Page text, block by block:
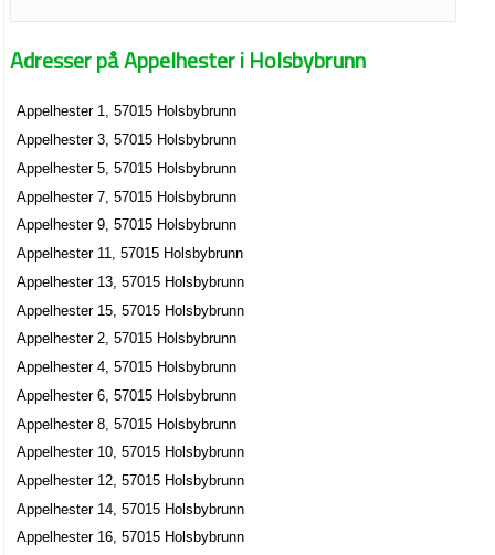
Adresser på Appelhester i Holsbybrunn
Appelhester 1, 57015 Holsbybrunn
Appelhester 3, 57015 Holsbybrunn
Appelhester 5, 57015 Holsbybrunn
Appelhester 7, 57015 Holsbybrunn
Appelhester 9, 57015 Holsbybrunn
Appelhester 11, 57015 Holsbybrunn
Appelhester 13, 57015 Holsbybrunn
Appelhester 15, 57015 Holsbybrunn
Appelhester 2, 57015 Holsbybrunn
Appelhester 4, 57015 Holsbybrunn
Appelhester 6, 57015 Holsbybrunn
Appelhester 8, 57015 Holsbybrunn
Appelhester 10, 57015 Holsbybrunn
Appelhester 12, 57015 Holsbybrunn
Appelhester 14, 57015 Holsbybrunn
Appelhester 16, 57015 Holsbybrunn